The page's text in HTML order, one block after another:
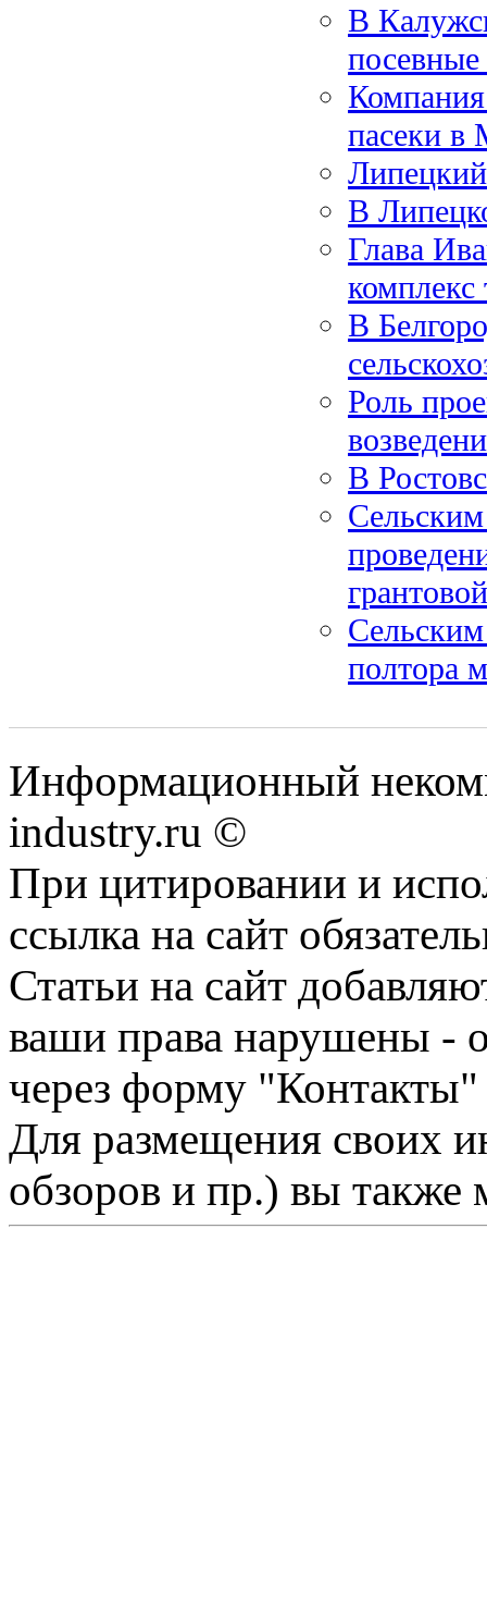
В
Компания
пасеки в
В
Глава
В
Роль
В
Сельским
полтора
Информационный
industry.ru ©
При цитировании и
ссылка на сайт
Статьи на сайт
ваши права нарушены -
через форму "Контакты"
Для размещения своих
обзоров и пр.) вы также